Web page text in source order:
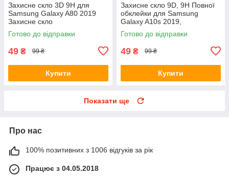
Захисне скло 3D 9H для
Samsung Galaxy A80 2019
Захисне скло
Готово до відправки
49 ₴ 99 ₴
Купити
Захисне скло 9D, 9H Повної
обклейки для Samsung
Galaxy A10s 2019,
Захоплення скло
Готово до відправки
49 ₴ 99 ₴
Купити
Показати ще
Про нас
100% позитивних з 1006 відгуків за рік
Працює з 04.05.2018